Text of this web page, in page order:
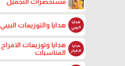
هدايا والتوزيعات البيبي
هدايا وتوزيعات الافراح
المناسبات